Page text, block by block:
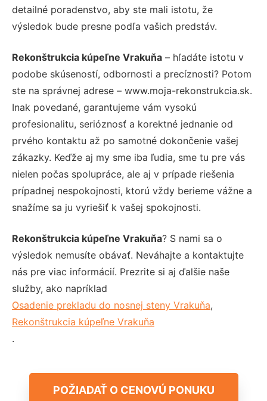
detailné poradenstvo, aby ste mali istotu, že
výsledok bude presne podľa vašich predstáv.
Rekonštrukcia kúpeľne Vrakuňa – hľadáte istotu v
podobe skúseností, odbornosti a precíznosti? Potom
ste na správnej adrese – www.moja-rekonstrukcia.sk.
Inak povedané, garantujeme vám vysokú
profesionalitu, serióznosť a korektné jednanie od
prvého kontaktu až po samotné dokončenie vašej
zákazky. Keďže aj my sme iba ľudia, sme tu pre vás
nielen počas spolupráce, ale aj v prípade riešenia
prípadnej nespokojnosti, ktorú vždy berieme vážne a
snažíme sa ju vyriešiť k vašej spokojnosti.
Rekonštrukcia kúpeľne Vrakuňa? S nami sa o
výsledok nemusíte obávať. Neváhajte a kontaktujte
nás pre viac informácií. Prezrite si aj ďalšie naše
služby, ako napríklad
Osadenie prekladu do nosnej steny Vrakuňa,
Rekonštrukcia kúpeľne Vrakuňa
.
POŽIADAŤ O CENOVÚ PONUKU